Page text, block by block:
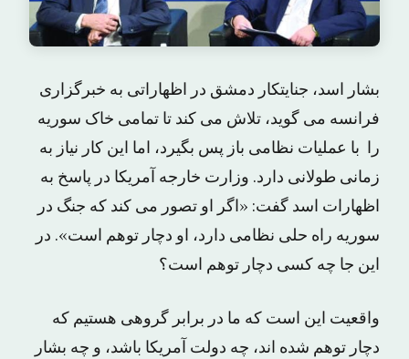
بشار اسد، جنایتکار دمشق در اظهاراتی به خبرگزاری
فرانسه می گوید، تلاش می کند تا تمامی خاک سوریه
را با عملیات نظامی باز پس بگیرد، اما این کار نیاز به
زمانی طولانی دارد. وزارت خارجه آمریکا در پاسخ به
اظهارات اسد گفت: «اگر او تصور می کند که جنگ در
سوریه راه حلی نظامی دارد، او دچار توهم است». در
این جا چه کسی دچار توهم است؟
واقعیت این است که ما در برابر گروهی هستیم که
دچار توهم شده اند، چه دولت آمریکا باشد، و چه بشار